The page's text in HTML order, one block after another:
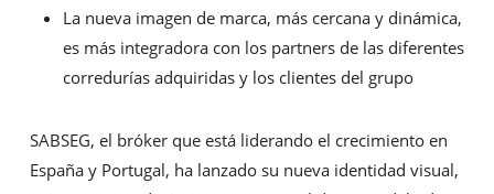
La nueva imagen de marca, más cercana y dinámica,
es más integradora con los partners de las diferentes
corredurías adquiridas y los clientes del grupo
SABSEG, el bróker que está liderando el crecimiento en
España y Portugal, ha lanzado su nueva identidad visual,